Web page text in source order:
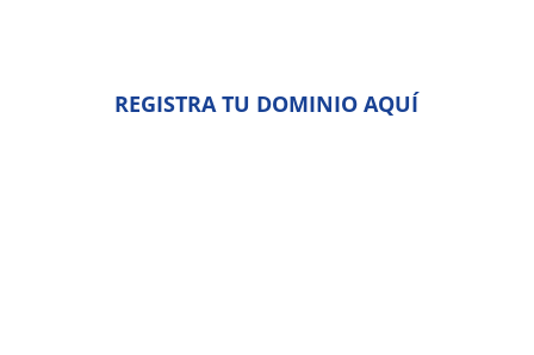
REGISTRA TU DOMINIO AQUÍ